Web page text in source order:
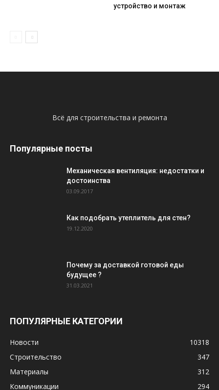
устройство и монтаж
Всё для строительства и ремонта
Популярные посты
Механическая вентиляция: недостатки и
достоинства
03.09.2017
Как подобрать утеплитель для стен?
19.12.2020
Почему за доставкой готовой еды
будущее ?
31.03.2021
ПОПУЛЯРНЫЕ КАТЕГОРИИ
Новости
10318
Строительство
347
Материалы
312
Коммуникации
294